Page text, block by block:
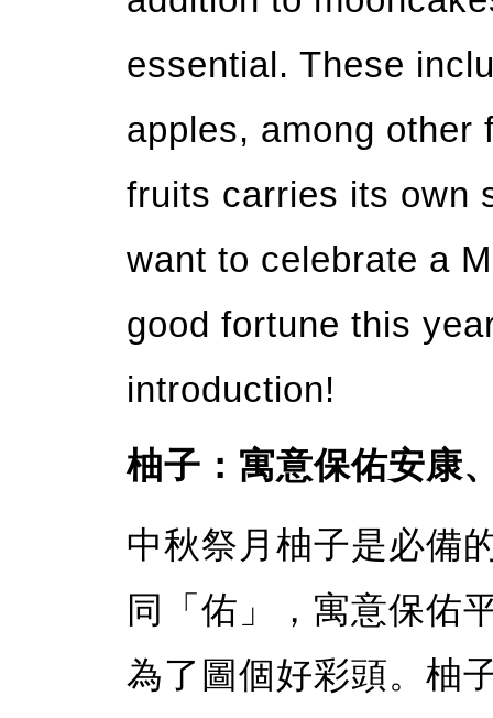
essential. These
apples, among
fruits carries its own
want to celebrate a
good fortune this
introduction!
柚子：寓意保佑安康
中秋祭月柚子是必備
同「佑」，寓意保佑
為了圖個好彩頭。柚